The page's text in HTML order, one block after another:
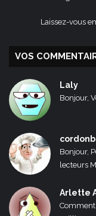
Laissez-vous
VOS
Laly
Bonjour,
Bonjour,
lecteurs
Arlette